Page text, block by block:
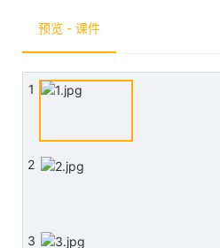
预览 - 课件
1
2
3